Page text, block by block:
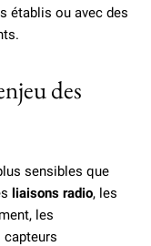
établis ou avec des
des
sensibles que
liaisons radio, les
les
capteurs